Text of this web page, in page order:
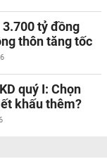
tỷ đồng
thôn tăng tốc
quý I: Chọn
khấu thêm?